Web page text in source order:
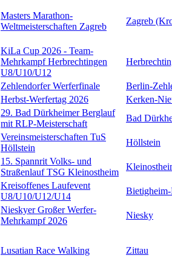
Masters Marathon-
Weltmeisterschaften Zagreb
Zagreb
KiLa Cup 2026 - Team-
Mehrkampf Herbrechtingen
U8/U10/U12
Zehlendorfer Werferfinale
Berlin-
Herbst-Werfertag 2026
Kerken-
29. Bad Dürkheimer Berglauf
mit RLP-Meisterschaft
Bad
Vereinsmeisterschaften TuS
Höllstein
Höllstein
15. Spannrit Volks- und
Straßenlauf TSG Kleinostheim
Kreisoffenes Laufevent
U8/U10/U12/U14
Nieskyer Großer Werfer-
Mehrkampf 2026
Niesky
Lusatian Race Walking Zittau